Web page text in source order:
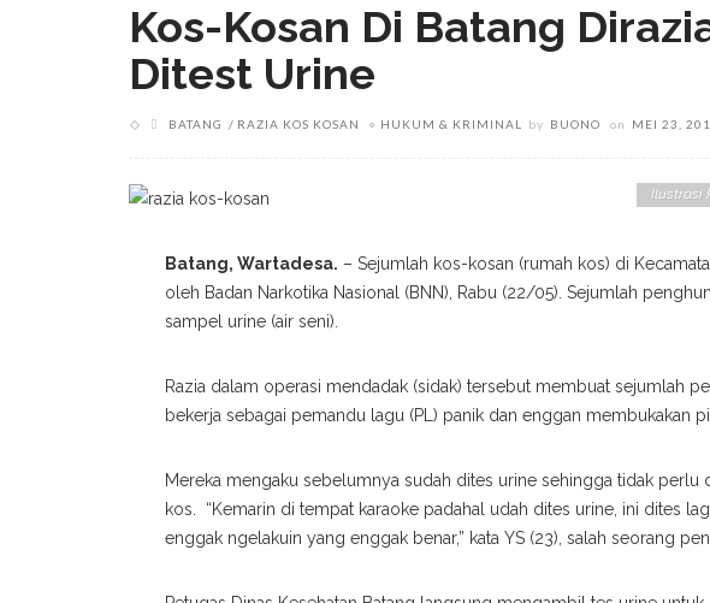
Kos-Kosan Di Batang
Ditest Urine
BATANG RAZIA KOS KOSAN HUKUM & KRIMINAL by BUONO on MEI 23,
Ilustrasi
Batang, Wartadesa. – Sejumlah kos-kosan (rumah kos) di
oleh Badan Narkotika Nasional (BNN), Rabu (22/05). Sejumlah
sampel urine (air seni).
Razia dalam operasi mendadak (sidak) tersebut membuat sejumlah
bekerja sebagai pemandu lagu (PL) panik dan enggan membukakan
Mereka mengaku sebelumnya sudah dites urine sehingga tidak perlu
kos. “Kemarin di tempat karaoke padahal udah dites urine, ini dites
enggak ngelakuin yang enggak benar,” kata YS (23), salah seorang